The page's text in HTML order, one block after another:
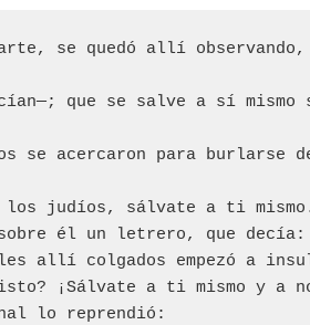
to close
se quedó allí observando,
que se salve a sí
se acercaron para
judíos, sálvate a ti
él un letrero, que
allí colgados empezó a
¡Sálvate a ti mismo y a
lo reprendió: